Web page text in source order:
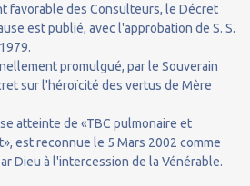
favorable des Consulteurs, le Décret
est publié, avec l'approbation de S. S.
promulgué, par le Souverain
sur l'héroïcité des vertus de Mère
atteinte de «TBC pulmonaire et
est reconnue le 5 Mars 2002 comme
Dieu à l'intercession de la Vénérable.